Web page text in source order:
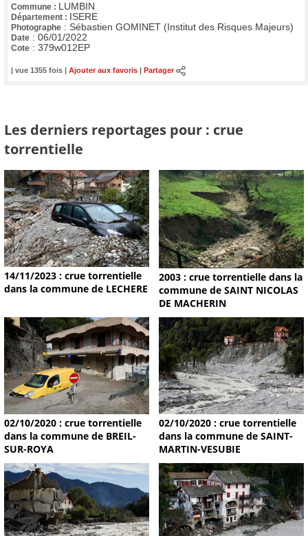
Commune : LUMBIN
Département : ISERE
Photographe : Sébastien GOMINET (Institut des Risques Majeurs)
Date : 06/01/2022
Cote : 379w012EP
| vue 1355 fois | Ajouter aux favoris Partager
Les derniers reportages pour : crue
torrentielle
14/11/2023 : crue torrentielle
dans la commune de LECHERE
2003 : crue torrentielle dans la
commune de SAINT NICOLAS
DE MACHERIN
02/10/2020 : crue torrentielle
dans la commune de BREIL-
SUR-ROYA
02/10/2020 : crue torrentielle
dans la commune de SAINT-
MARTIN-VESUBIE